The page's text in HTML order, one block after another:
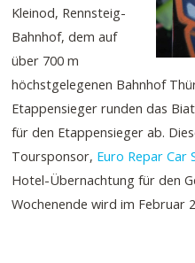
Kleinod, Rennsteig-
Bahnhof, dem auf
über 700 m
höchstgelegenen Bahnhof
Etappensieger runden das
für den Etappensieger ab.
Toursponsor, Euro Repar Car
Hotel-Übernachtung für den
Wochenende wird im Februar